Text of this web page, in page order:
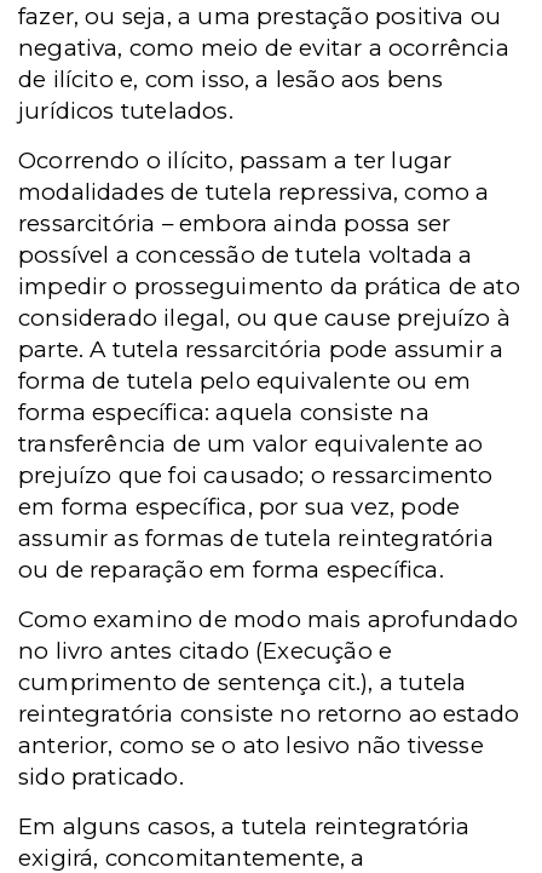
fazer, ou seja, a uma prestação positiva ou
negativa, como meio de evitar a ocorrência
de ilícito e, com isso, a lesão aos bens
jurídicos tutelados.
Ocorrendo o ilícito, passam a ter lugar
modalidades de tutela repressiva, como a
ressarcitória – embora ainda possa ser
possível a concessão de tutela voltada a
impedir o prosseguimento da prática de ato
considerado ilegal, ou que cause prejuízo à
parte. A tutela ressarcitória pode assumir a
forma de tutela pelo equivalente ou em
forma específica: aquela consiste na
transferência de um valor equivalente ao
prejuízo que foi causado; o ressarcimento
em forma específica, por sua vez, pode
assumir as formas de tutela reintegratória
ou de reparação em forma específica.
Como examino de modo mais aprofundado
no livro antes citado (Execução e
cumprimento de sentença cit.), a tutela
reintegratória consiste no retorno ao estado
anterior, como se o ato lesivo não tivesse
sido praticado.
Em alguns casos, a tutela reintegratória
exigirá, concomitantemente, a